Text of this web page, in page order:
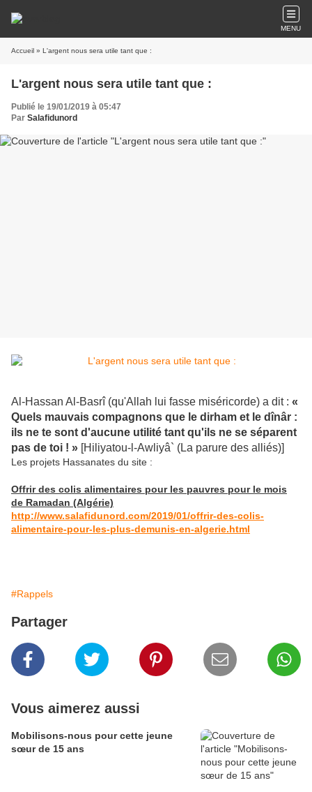
MENU
Accueil » L'argent nous sera utile tant que :
L'argent nous sera utile tant que :
Publié le 19/01/2019 à 05:47
Par Salafidunord
Al-Hassan Al-Basrî (qu'Allah lui fasse miséricorde) a dit : «
Quels mauvais compagnons que le dirham et le dînâr :
ils ne te sont d'aucune utilité tant qu'ils ne se séparent
pas de toi ! » [Hiliyatou-l-Awliyâ` (La parure des alliés)]
Les projets Hassanates du site :
Offrir des colis alimentaires pour les pauvres pour le mois
de Ramadan (Algérie)
http://www.salafidunord.com/2019/01/offrir-des-colis-
alimentaire-pour-les-plus-demunis-en-algerie.html
#Rappels
Partager
Vous aimerez aussi
Mobilisons-nous pour cette jeune
sœur de 15 ans